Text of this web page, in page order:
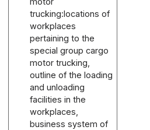
trucking:locations of
workplaces
pertaining to the
special group cargo
motor trucking,
outline of the loading
and unloading
facilities in the
workplaces,
business system of